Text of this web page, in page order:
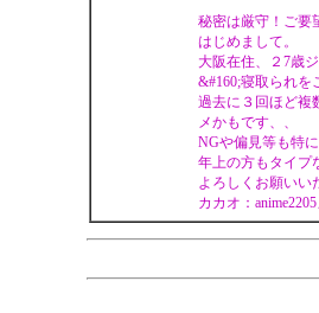
秘密は厳守！ご要
はじめまして。
大阪在住、２7歳
&#160;寝取られを
過去に３回ほど複
メかもです、、
NGや偏見等も特
年上の方もタイプ
よろしくお願いい
カカオ：